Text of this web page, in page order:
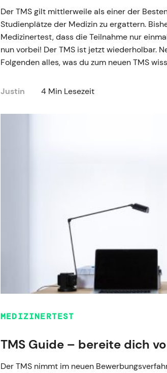
Der TMS gilt mittlerweile als einer der
Studienplätze der Medizin zu ergattern.
Medizinertest, dass die Teilnahme nur
nun vorbei! Der TMS ist jetzt wiederholbar.
Folgenden alles, was du zum neuen TMS
Justin 4 Min Lesezeit
MEDIZINERTEST
TMS Guide – bereite dich
Der TMS nimmt im neuen